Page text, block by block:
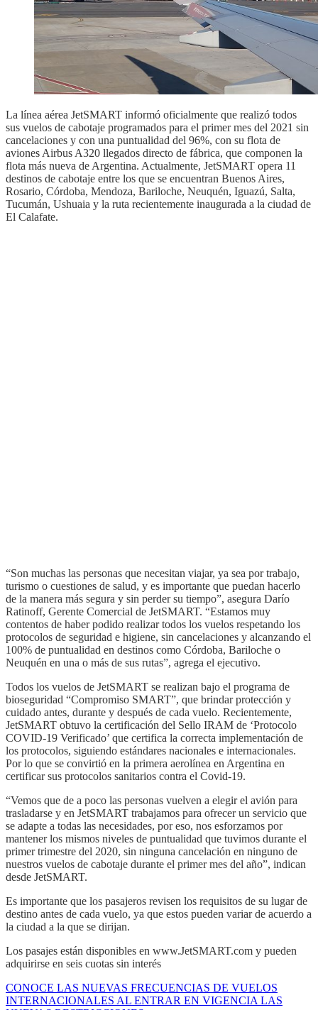
La línea aérea JetSMART informó oficialmente que realizó todos
sus vuelos de cabotaje programados para el primer mes del 2021 sin
cancelaciones y con una puntualidad del 96%, con su flota de
aviones Airbus A320 llegados directo de fábrica, que componen la
flota más nueva de Argentina. Actualmente, JetSMART opera 11
destinos de cabotaje entre los que se encuentran Buenos Aires,
Rosario, Córdoba, Mendoza, Bariloche, Neuquén, Iguazú, Salta,
Tucumán, Ushuaia y la ruta recientemente inaugurada a la ciudad de
El Calafate.
“Son muchas las personas que necesitan viajar, ya sea por trabajo,
turismo o cuestiones de salud, y es importante que puedan hacerlo
de la manera más segura y sin perder su tiempo”, asegura Darío
Ratinoff, Gerente Comercial de JetSMART. “Estamos muy
contentos de haber podido realizar todos los vuelos respetando los
protocolos de seguridad e higiene, sin cancelaciones y alcanzando el
100% de puntualidad en destinos como Córdoba, Bariloche o
Neuquén en una o más de sus rutas”, agrega el ejecutivo.
Todos los vuelos de JetSMART se realizan bajo el programa de
bioseguridad “Compromiso SMART”, que brindar protección y
cuidado antes, durante y después de cada vuelo. Recientemente,
JetSMART obtuvo la certificación del Sello IRAM de ‘Protocolo
COVID-19 Verificado’ que certifica la correcta implementación de
los protocolos, siguiendo estándares nacionales e internacionales.
Por lo que se convirtió en la primera aerolínea en Argentina en
certificar sus protocolos sanitarios contra el Covid-19.
“Vemos que de a poco las personas vuelven a elegir el avión para
trasladarse y en JetSMART trabajamos para ofrecer un servicio que
se adapte a todas las necesidades, por eso, nos esforzamos por
mantener los mismos niveles de puntualidad que tuvimos durante el
primer trimestre del 2020, sin ninguna cancelación en ninguno de
nuestros vuelos de cabotaje durante el primer mes del año”, indican
desde JetSMART.
Es importante que los pasajeros revisen los requisitos de su lugar de
destino antes de cada vuelo, ya que estos pueden variar de acuerdo a
la ciudad a la que se dirijan.
Los pasajes están disponibles en www.JetSMART.com y pueden
adquirirse en seis cuotas sin interés
CONOCE LAS NUEVAS FRECUENCIAS DE VUELOS
INTERNACIONALES AL ENTRAR EN VIGENCIA LAS